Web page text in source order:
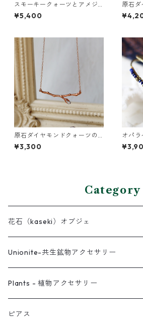
スモーキークォーツとアメジ
ストの真鍮3連バングル
¥5,400
原石ダ
小枝ピ
原石ダイヤモンドクォーツの
小枝ネックレス
¥3,300
オパ
連バン
Category
花石（kaseki）オブジェ
Unionite-共生鉱物アクセサリー
ピアス
ネックレス
Plants - 植物アクセサリー
ピアス
ピアス